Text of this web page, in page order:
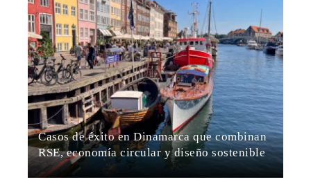
Casos de éxito en Dinamarca que combinan
RSE, economía circular y diseño sostenible
Hugo Carrasco